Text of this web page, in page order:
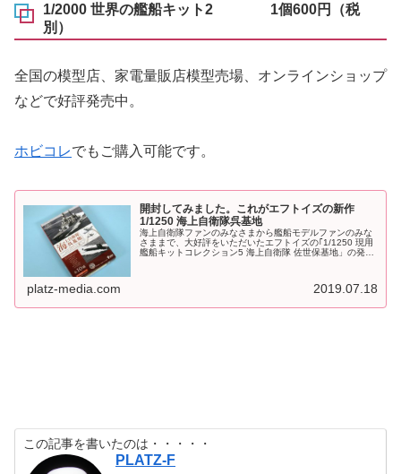
1/2000 世界の艦船キット2 1個600円（税
別）
全国の模型店、家電量販店模型売場、オンラインショップ
などで好評発売中。
ホビコレでもご購入可能です。
開封してみました。これがエフトイズの新作
1/1250 海上自衛隊呉基地
海上自衛隊ファンのみなさまから艦船モデルファンのみな
さままで、大好評をいただいたエフトイズの｢1/1250 現用
艦船キットコレクション5 海上自衛隊 佐世保基地」の発売
platz-media.com 2019.07.18
この記事を書いたのは・・・・・
PLATZ-F